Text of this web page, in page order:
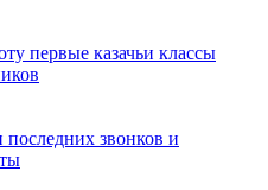
первые казачьи классы
звонков и